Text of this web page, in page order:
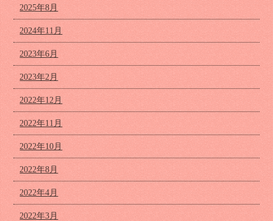
2025年8月
2024年11月
2023年6月
2023年2月
2022年12月
2022年11月
2022年10月
2022年8月
2022年4月
2022年3月